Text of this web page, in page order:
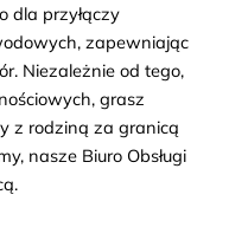
dla przyłączy
zapewniając
Niezależnie od tego,
grasz
z rodziną za granicą
nasze Biuro Obsługi